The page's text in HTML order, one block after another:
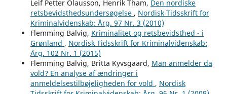
Leif Petter Olausson, Henrik Tham, Den nordiske
retsbevidsthedsundersøgelse , Nordisk Tidsskrift for
Kriminalvidenskab: Årg. 97 Nr. 3 (2010)
Flemming Balvig, Kriminalitet og retsbevidsthed - i
Grønland , Nordisk Tidsskrift for Kriminalvidenskab:
Årg. 102 Nr. 1 (2015)
Flemming Balvig, Britta Kyvsgaard, Man anmelder da
vold? En analyse af ændringer i
anmeldelsestilbøjeligheden for vold , Nordisk